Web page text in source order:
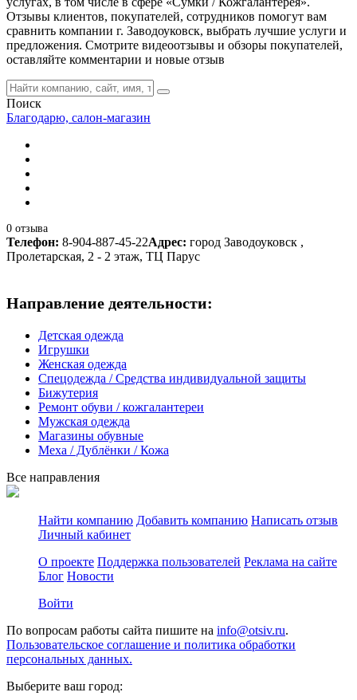
Отзывы клиентов, покупателей, сотрудников помогут вам
сравнить компании г. Заводоуковск, выбрать лучшие услуги и
предложения. Смотрите видеоотзывы и обзоры покупателей,
оставляйте комментарии и новые отзыв
Поиск
Благодарю, салон-магазин
0 отзыва
Телефон: 8-904-887-45-22Адрес: город Заводоуковск ,
Пролетарская, 2 - 2 этаж, ТЦ Парус
Направление деятельности:
Детская одежда
Игрушки
Женская одежда
Спецодежда / Средства индивидуальной защиты
Бижутерия
Ремонт обуви / кожгалантереи
Мужская одежда
Магазины обувные
Меха / Дублёнки / Кожа
Все направления
Найти компанию Добавить компанию Написать отзыв
Личный кабинет
О проекте Поддержка пользователей Реклама на сайте
Блог Новости
Войти
По вопросам работы сайта пишите на info@otsiv.ru.
Пользовательское соглашение и политика обработки
персональных данных.
Выберите ваш город: